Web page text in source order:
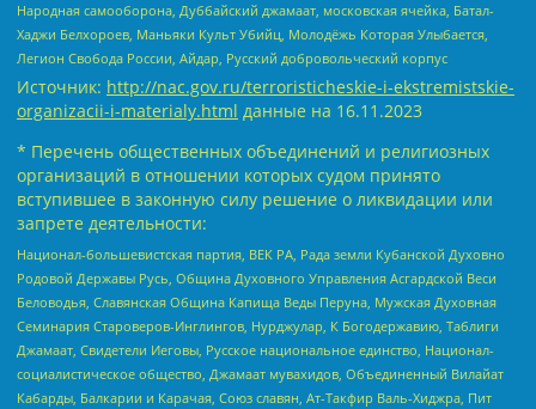
Народная самооборона, Дуббайский джамаат, московская ячейка, Батал-
Хаджи Белхороев, Маньяки Культ Убийц, Молодёжь Которая Улыбается,
Легион Свобода России, Айдар, Русский добровольческий корпус
Источник: http://nac.gov.ru/terroristicheskie-i-ekstremistskie-
organizacii-i-materialy.html данные на 16.11.2023
* Перечень общественных объединений и религиозных
организаций в отношении которых судом принято
вступившее в законную силу решение о ликвидации или
запрете деятельности:
Национал-большевистская партия, ВЕК РА, Рада земли Кубанской Духовно
Родовой Державы Русь, Община Духовного Управления Асгардской Веси
Беловодья, Славянская Община Капища Веды Перуна, Мужская Духовная
Семинария Староверов-Инглингов, Нурджулар, К Богодержавию, Таблиги
Джамаат, Свидетели Иеговы, Русское национальное единство, Национал-
социалистическое общество, Джамаат мувахидов, Объединенный Вилайат
Кабарды, Балкарии и Карачая, Союз славян, Ат-Такфир Валь-Хиджра, Пит